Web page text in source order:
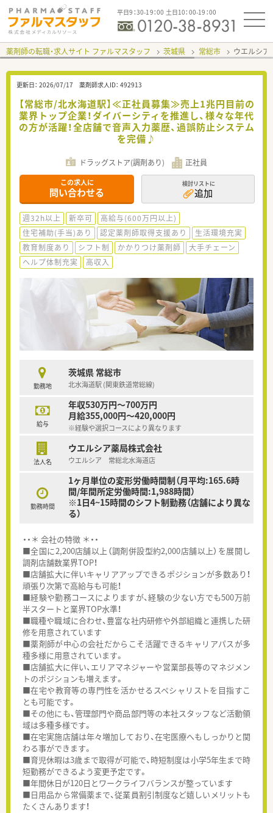
平日9：30-19：00 土日10：00-19：00
薬剤師の転職・求人サイト ファルマスタッフ 茨城県 常総市 ウエルシ
更新日： 2026/07/17 薬剤師求人ID： 492913
【常総市/北水海道駅】≪正社員募集≫売上1兆円目前の
業界トップ企業！ダイバーシティを推進し、様々な年代
の方が活躍！全店舗で音声入力薬歴、過誤防止システム
を完備♪
ドラッグストア(調剤あり) 正社員
この求人に
問い合わせる
検討リストに
追加
週32h以上 新卒可
高給与(600万円以上)
住宅補助(手当)あり
認定薬剤師取得支援あり
生活環境充実
教育制度あり
シフト制 かかりつけ薬剤師
大手チェーン
ヘルプ体制充実
高収入
勤務地
茨城県 常総市
北水海道駅 (関東鉄道常総線)
給与
年収530万円～700万円
月給355,000円～420,000円
※経験や選択コースにより異なります
法人名
ウエルシア薬局株式会社
ウエルシア 常総北水海道店
勤務時間
1ヶ月単位の変形労働時間制（月平均:165.6時
間/年間所定労働時間:1,988時間）
※1日4~15時間のシフト制勤務（店舗により異な
る）
・・＊ 会社の特徴 ＊・・
■全国に2,200店舗以上（調剤併設型約2,000店舗以上）を展開し
調剤店舗数業界TOP！
■店舗拡大に伴いキャリアアップできるポジションが多数あり！
頑張り次第で高給与も可能！
■経験や勤務コースによりますが、経験の少ない方でも500万前
半スタートと業界TOP水準！
■職種や職域に合わせ、豊富な社内研修や外部組織と連携した研
修を用意されています
■薬剤師が中心の会社だからこそ活躍できるキャリアパスが多
種多様に用意されています。
■店舗拡大に伴い、エリアマネジャーや営業部長等のマネジメン
トのポジションも増えます。
■在宅や教育等の専門性を活かせるスペシャリストを目指すこ
とも可能です。
■その他にも、管理部門や商品部門等の本社スタッフなど活動領
域は多種多様です。
■在宅実施店舗は年々増加しており、在宅医療へもしっかりと関
わる事ができます。
■育児休暇は3歳まで取得が可能で、時短制度は小学5年生まで時
短勤務ができるよう変更予定です。
■年間休日が120日とワークライフバランスが整っています
■日用品から常備薬まで、従業員割引制度など嬉しいメリットも
たくさんあります！